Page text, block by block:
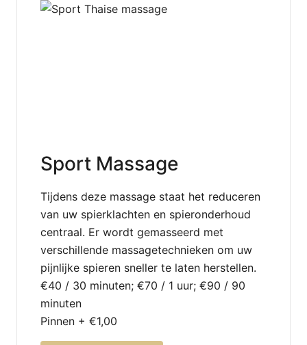
Sport Massage
Tijdens deze massage staat het reduceren
van uw spierklachten en spieronderhoud
centraal. Er wordt gemasseerd met
verschillende massagetechnieken om uw
pijnlijke spieren sneller te laten herstellen.
€40 / 30 minuten; €70 / 1 uur; €90 / 90
minuten
Pinnen + €1,00